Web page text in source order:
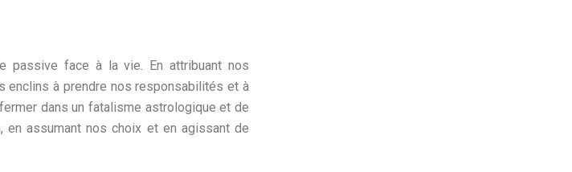
passive face à la vie. En attribuant nos
à prendre nos responsabilités et à
dans un fatalisme astrologique et de
assumant nos choix et en agissant de